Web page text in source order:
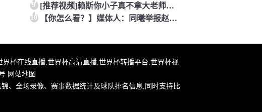
9 [推荐视频]赖斯你小子真不拿大老师当外人！一见面就拥抱单手搭
10 【你怎么看？】媒体人：同曦举报赵柏清没毛病 切实维护自身利益
杯在线直播,世界杯高清直播,世界杯转播平台,世界杯视
网站地图
、全场录像、赛事数据统计及球队排名信息,同时支持比